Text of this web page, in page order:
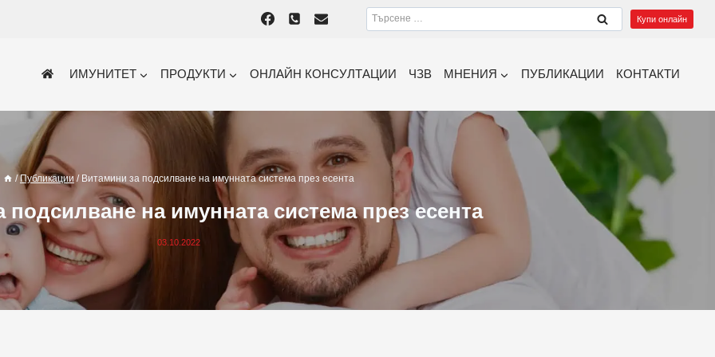
Търсене
за:
Купи онлайн
ИМУНИТЕТ ПРОДУКТИ ОНЛАЙН КОНСУЛТАЦИИ ЧЗВ МНЕНИЯ ПУБЛИКАЦИИ КОНТАКТИ
/ Публикации / Витамини за подсилване на имунната система през есента
подсилване на имунната система през есента
03.10.2022